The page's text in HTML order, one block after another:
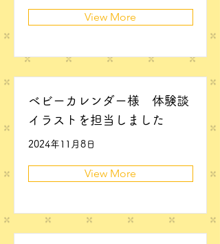
View More
ベビーカレンダー様 体験談
イラストを担当しました
2024年11月8日
View More